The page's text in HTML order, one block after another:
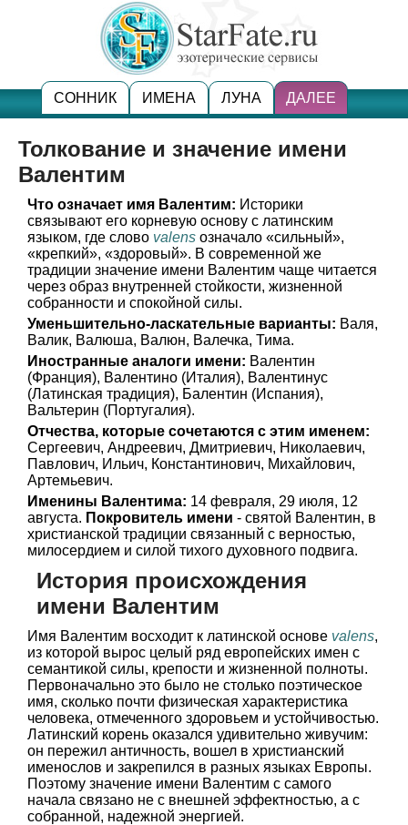
СОННИК ИМЕНА ЛУНА ДАЛЕЕ
Толкование и значение имени
Валентим
Что означает имя Валентим: Историки
связывают его корневую основу с латинским
языком, где слово valens означало «сильный»,
«крепкий», «здоровый». В современной же
традиции значение имени Валентим чаще читается
через образ внутренней стойкости, жизненной
собранности и спокойной силы.
Уменьшительно-ласкательные варианты: Валя,
Валик, Валюша, Валюн, Валечка, Тима.
Иностранные аналоги имени: Валентин
(Франция), Валентино (Италия), Валентинус
(Латинская традиция), Балентин (Испания),
Вальтерин (Португалия).
Отчества, которые сочетаются с этим именем:
Сергеевич, Андреевич, Дмитриевич, Николаевич,
Павлович, Ильич, Константинович, Михайлович,
Артемьевич.
Именины Валентима: 14 февраля, 29 июля, 12
августа. Покровитель имени - святой Валентин, в
христианской традиции связанный с верностью,
милосердием и силой тихого духовного подвига.
История происхождения
имени Валентим
Имя Валентим восходит к латинской основе valens,
из которой вырос целый ряд европейских имен с
семантикой силы, крепости и жизненной полноты.
Первоначально это было не столько поэтическое
имя, сколько почти физическая характеристика
человека, отмеченного здоровьем и устойчивостью.
Латинский корень оказался удивительно живучим:
он пережил античность, вошел в христианский
именослов и закрепился в разных языках Европы.
Поэтому значение имени Валентим с самого
начала связано не с внешней эффектностью, а с
собранной, надежной энергией.